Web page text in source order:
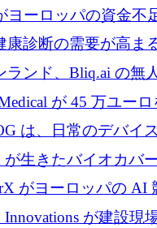
をリードしようとし
ヨーロッパの資金不
ズAで450万ユーロを
康診断の需要が高ま
ドルを調達
ランド、Bliq.ai の無
が 45 万ユー
タリングを自動化す
得
は、日常のデバイ
コンに変えるために
が生きたバイオカバ
に 119 万ドルを調達
がヨーロッパの AI
よって決まると考え
Innovations が建設現